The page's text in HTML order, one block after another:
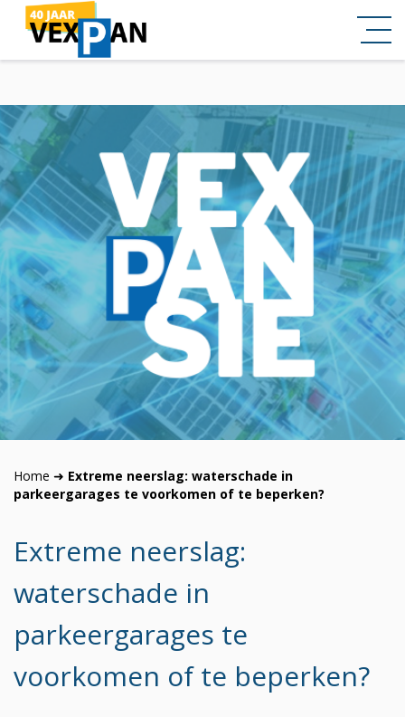
Home ➜ Extreme neerslag: waterschade in
parkeergarages te voorkomen of te beperken?
Extreme neerslag:
waterschade in
parkeergarages te
voorkomen of te beperken?